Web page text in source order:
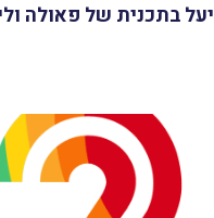
יעל בתכנית של פאולה